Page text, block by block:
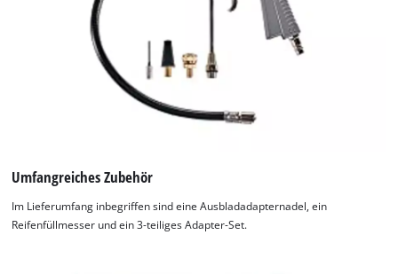
Umfangreiches Zubehör
Im Lieferumfang inbegriffen sind eine Ausbladadapternadel, ein
Reifenfüllmesser und ein 3-teiliges Adapter-Set.